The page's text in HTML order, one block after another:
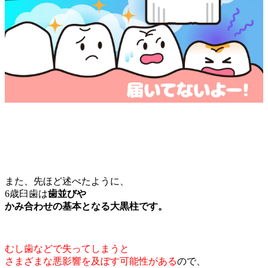
また、先ほど述べたように、
6歳臼歯は歯並びや
かみ合わせの基本となる大黒柱です。
むし歯などで失ってしまうと
さまざまな悪影響を及ぼす可能性があるので、